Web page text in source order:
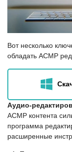
Вот несколько
обладать АСМР
Аудио-
АСМР контента
программа
расширенные